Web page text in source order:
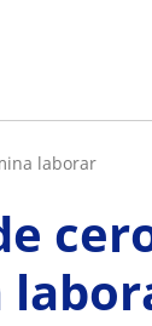
laborar